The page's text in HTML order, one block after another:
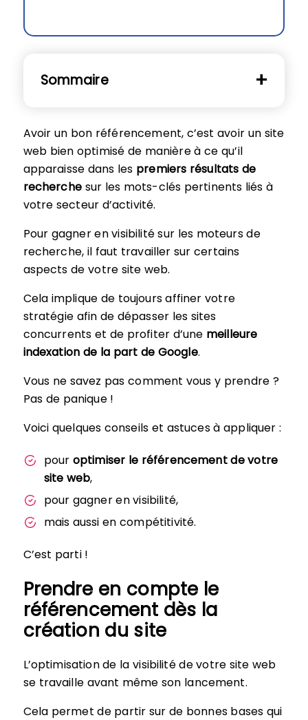
Sommaire
Avoir un bon référencement, c’est avoir un site
web bien optimisé de manière à ce qu’il
apparaisse dans les premiers résultats de
recherchesur les mots-clés pertinents liés à
votre secteur d’activité.
Pour gagner en visibilité sur les moteurs de
recherche, il faut travailler sur certains
aspects de votre site web.
Cela implique de toujours affiner votre
stratégie afin de dépasser les sites
concurrents et de profiter d’une meilleure
indexation de la part de Google.
Vous ne savez pas comment vous y prendre ?
Pas de panique !
Voici quelques conseils et astuces à appliquer :
pour optimiser le référencement de votre
site web,
pour gagner en visibilité,
mais aussi en compétitivité.
C’est parti !
Prendre en compte le
référencement dès la
création du site
L’optimisation de la visibilité de votre site web
se travaille avant même son lancement.
Cela permet de partir sur de bonnes bases qui